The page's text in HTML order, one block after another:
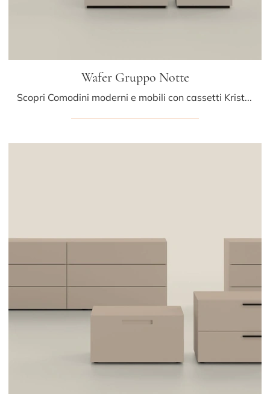
Wafer Gruppo Notte
Scopri Comodini moderni e mobili con cassetti Kristalia! Il modello Wafer Gruppo Notte costruito in laccato opaco è il miglior acquisto.